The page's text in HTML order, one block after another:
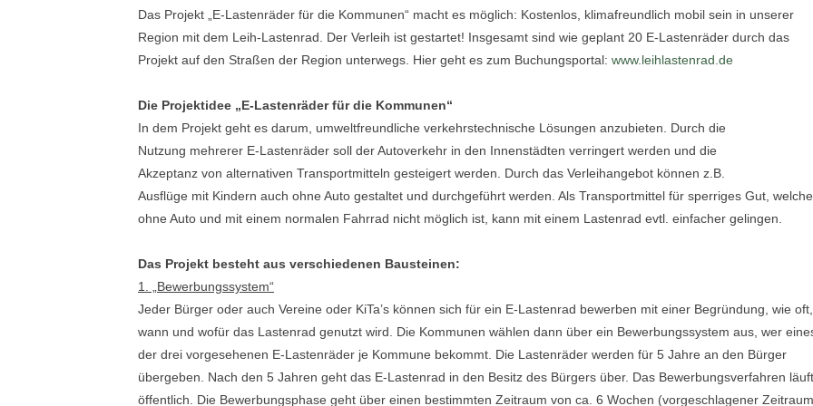
Das Projekt „E-Lastenräder für die Kommunen“ macht es möglich: Kostenlos, klimafreundlich mobil sein in unserer
Region mit dem Leih-Lastenrad. Der Verleih ist gestartet! Insgesamt sind wie geplant 20 E-Lastenräder durch das
Projekt auf den Straßen der Region unterwegs. Hier geht es zum Buchungsportal: www.leihlastenrad.de
Die Projektidee „E-Lastenräder für die Kommunen“
In dem Projekt geht es darum, umweltfreundliche verkehrstechnische Lösungen anzubieten. Durch die
Nutzung mehrerer E-Lastenräder soll der Autoverkehr in den Innenstädten verringert werden und die
Akzeptanz von alternativen Transportmitteln gesteigert werden. Durch das Verleihangebot können z.B.
Ausflüge mit Kindern auch ohne Auto gestaltet und durchgeführt werden. Als Transportmittel für sperriges Gut,
ohne Auto und mit einem normalen Fahrrad nicht möglich ist, kann mit einem Lastenrad evtl. einfacher gelingen.
Das Projekt besteht aus verschiedenen Bausteinen:
1. „Bewerbungssystem“
Jeder Bürger oder auch Vereine oder KiTa’s können sich für ein E-Lastenrad bewerben mit einer Begründung, wie oft,
wann und wofür das Lastenrad genutzt wird. Die Kommunen wählen dann über ein Bewerbungssystem aus, wer
der drei vorgesehenen E-Lastenräder je Kommune bekommt. Die Lastenräder werden für 5 Jahre an den Bürger
übergeben. Nach den 5 Jahren geht das E-Lastenrad in den Besitz des Bürgers über. Das Bewerbungsverfahren läuft
öffentlich. Die Bewerbungsphase geht über einen bestimmten Zeitraum von ca. 6 Wochen (vorgeschlagener